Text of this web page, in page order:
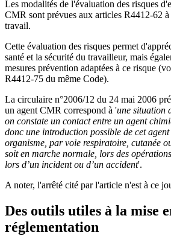
Les modalités de l'évaluation des risques
CMR sont prévues aux articles R4412-62
travail.
Cette évaluation des risques permet
santé et la sécurité du travailleur, mais
mesures prévention adaptées à ce risque
R4412-75 du même Code).
La circulaire n°2006/12 du 24 mai 2006
un agent CMR correspond à 'une situation
on constate un contact entre un agent
donc une introduction possible de cet
organisme, par voie respiratoire, cutanée
soit en marche normale, lors des
lors d’un incident ou d’un accident'.
A noter, l'arrêté cité par l'article n'est à ce
Des outils utiles à la mise
réglementation